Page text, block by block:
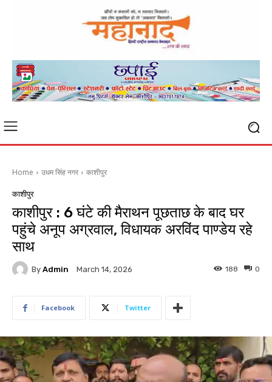
Home उधम सिंह नगर काशीपुर
काशीपुर
काशीपुर : 6 घंटे की मैराथन पूछताछ के बाद घर
पहुंचे अनूप अग्रवाल, विधायक अरविंद पाण्डेय रहे
साथ
By Admin March 14, 2026 0
188
Facebook Twitter